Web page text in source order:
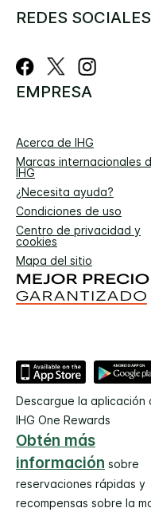
REDES SOCIALES
EMPRESA
Acerca de IHG
Marcas internacionales
IHG
¿Necesita ayuda?
Condiciones de uso
Centro de privacidad y
cookies
Mapa del sitio
Descargue la aplicación
IHG One Rewards
Obtén más
información sobre
reservaciones rápidas y
recompensas sobre la